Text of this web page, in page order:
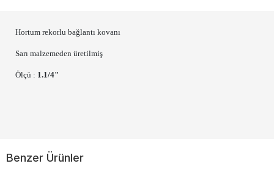
Hortum rekorlu bağlantı kovanı
Sarı malzemeden üretilmiş
Ölçü : 1.1/4"
Benzer Ürünler